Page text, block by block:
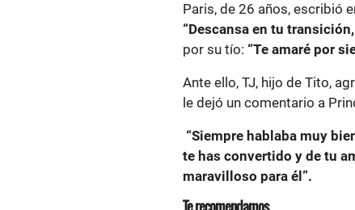
Paris, de 26 años, escribió
“Descansa en tu
por su tío: “Te amaré por
Ante ello, TJ, hijo de Tito,
le dejó un comentario a
“Siempre hablaba muy
te has convertido y de tu
maravilloso para él”.